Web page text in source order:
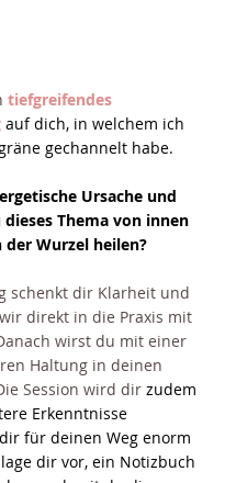
tiefgreifendes
auf dich, in welchem ich
gechannelt habe.
Ursache und
Thema von innen
der Wurzel heilen?
schenkt dir Klarheit und
direkt in die Praxis mit
wirst du mit einer
Haltung in deinen
Session wird dir zudem
Erkenntnisse
für deinen Weg enorm
dir vor, ein Notizbuch